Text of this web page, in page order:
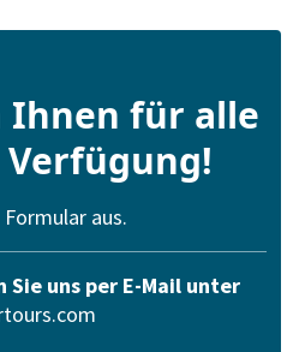
Ihnen für alle
aus.
uns per E-Mail unter